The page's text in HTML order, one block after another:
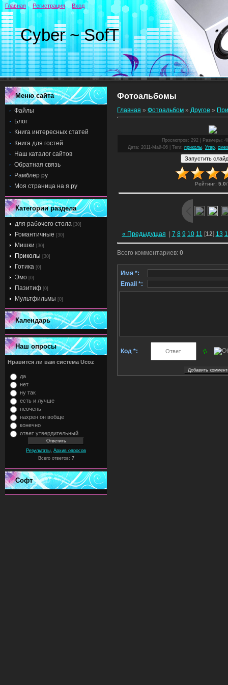
Cyber ~ SofT
Главная Регистрация Вход
Меню сайта
Файлы
Блог
Книга интересных статей
Книга для гостей
Наш каталог сайтов
Обратная связь
Рамблер ру
Моя страница на я.ру
Категории раздела
для рабочего стола [30]
Романтичные [30]
Мишки [30]
Приколы [30]
Готика [0]
Эмо [0]
Пазитиф [0]
Мультфильмы [0]
Календарь
Наш опросы
Нравится ли вам система Ucoz
да
нет
ну так
есть и лучше
неочень
нахрен он вобще
конечно
ответ утвердительный
Результаты Архив опросов
Всего ответов: 7
Софт
Фотоальбомы
Главная » Фотоальбом » Другое »
Просмотров: 292 | Размеры:
Дата: 2011-Май-06 | Теги: приколы Угар смех
Рейтинг: 5.0/
« Предыдущая | 7 8 9 10 11 [12] 13
Всего комментариев: 0
Имя *:
Email *:
Код *: